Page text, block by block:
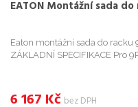
EATON Montážní sada
Eaton montážní sada do racku
ZÁKLADNÍ SPECIFIKACE Pro
6 167 Kč bez DPH